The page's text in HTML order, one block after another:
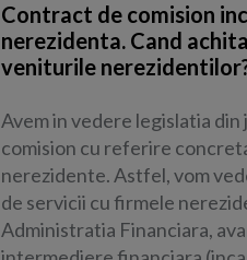
Contract de comision
nerezidenta. Cand
veniturile
Avem in vedere legislatia
comision cu referire
nerezidente. Astfel, vom
de servicii cu firmele
Administratia Financiara,